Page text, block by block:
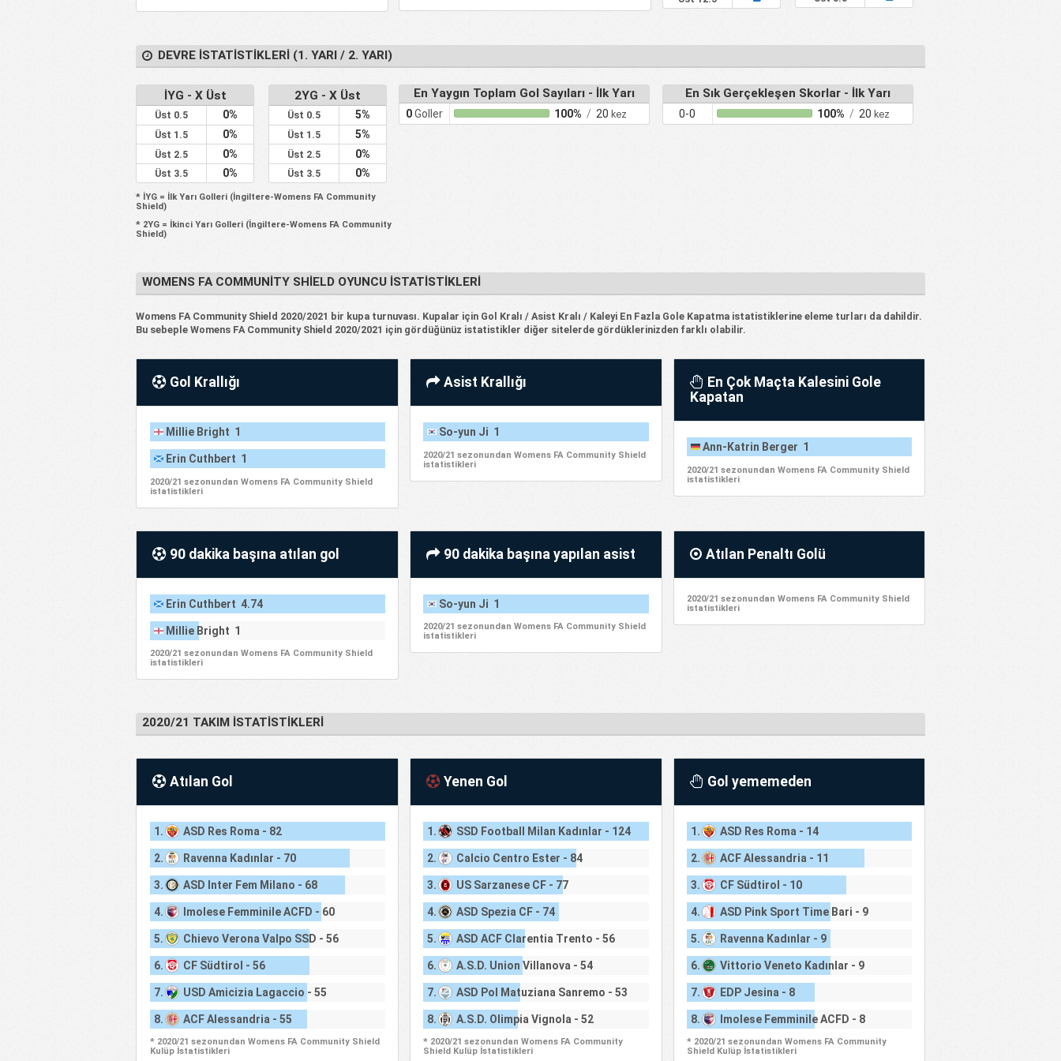
DEVRE İSTATISTIKLERI (1. YARI / 2. YARI)
İYG - X Üst
Üst 0.5 0%
Üst 1.5 0%
Üst 2.5 0%
Üst 3.5 0%
2YG - X Üst
Üst 0.5 5%
Üst 1.5 5%
Üst 2.5 0%
Üst 3.5 0%
* İYG = İlk Yarı Golleri (İngiltere-Womens FA Community
Shield)
* 2YG = İkinci Yarı Golleri (İngiltere-Womens FA Community
Shield)
En Yaygın Toplam Gol Sayıları - İlk Yarı
0Goller 100% / 20 kez
En Sık Gerçekleşen Skorlar - İlk Yarı
0-0 100% / 20 kez
WOMENS FA COMMUNITY SHIELD OYUNCU İSTATISTIKLERI
Womens FA Community Shield 2020/2021 bir kupa turnuvası. Kupalar için Gol Kralı / Asist Kralı / Kaleyi En Fazla Gole Kapatma istatistiklerine eleme turları da dahildir.
Bu sebeple Womens FA Community Shield 2020/2021 için gördüğünüz istatistikler diğer sitelerde gördüklerinizden farklı olabilir.
Gol Krallığı
Millie Bright 1
Erin Cuthbert 1
2020/21 sezonundan Womens FA Community Shield
istatistikleri
Asist Krallığı
So-yun Ji 1
2020/21 sezonundan Womens FA Community Shield
istatistikleri
En Çok Maçta Kalesini Gole
Kapatan
Ann-Katrin Berger 1
2020/21 sezonundan Womens FA Community Shield
istatistikleri
90 dakika başına atılan gol
Erin Cuthbert 4.74
Millie Bright 1
2020/21 sezonundan Womens FA Community Shield
istatistikleri
90 dakika başına yapılan asist
So-yun Ji 1
2020/21 sezonundan Womens FA Community Shield
istatistikleri
Atılan Penaltı Golü
2020/21 sezonundan Womens FA Community Shield
istatistikleri
2020/21 TAKIM İSTATISTIKLERI
Atılan Gol
1. ASD Res Roma - 82
2. Ravenna Kadınlar - 70
3. ASD Inter Fem Milano - 68
4. Imolese Femminile ACFD - 60
5. Chievo Verona Valpo SSD - 56
6. CF Südtirol - 56
7. USD Amicizia Lagaccio - 55
8. ACF Alessandria - 55
* 2020/21 sezonundan Womens FA Community Shield
Kulüp İstatistikleri
Yenen Gol
1. SSD Football Milan Kadınlar - 124
2. Calcio Centro Ester - 84
3. US Sarzanese CF - 77
4. ASD Spezia CF - 74
5. ASD ACF Clarentia Trento - 56
6. A.S.D. Union Villanova - 54
7. ASD Pol Matuziana Sanremo - 53
8. A.S.D. Olimpia Vignola - 52
* 2020/21 sezonundan Womens FA Community
Shield Kulüp İstatistikleri
Gol yememeden
1. ASD Res Roma - 14
2. ACF Alessandria - 11
3. CF Südtirol - 10
4. ASD Pink Sport Time Bari - 9
5. Ravenna Kadınlar - 9
6. Vittorio Veneto Kadınlar - 9
7. EDP Jesina - 8
8. Imolese Femminile ACFD - 8
* 2020/21 sezonundan Womens FA Community
Shield Kulüp İstatistikleri